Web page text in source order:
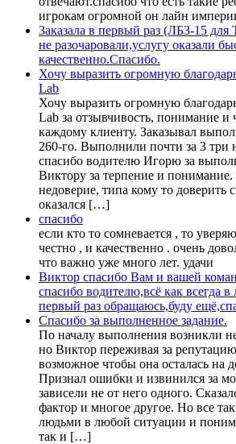
игрокам огромной он лайн
Заказала в первый раз (ЛБЗ-15
не разочаровали,услугу оказали
качественно.Спасибо.
Хочу выразить огромную
Lab
Хочу выразить огромную
Lab за отзывчивость, понимание и
каждому клиенту. Заказывал
260-го. Выполнили почти за 3 три
спасибо водителю Игорю за
Виктору за терпение и
недоверие, типа кому то доверить
оказался […]
спасибо
если кто то сомневается , то
честно , и качественно . очень
что важно уже много лет. удачи
Виктор спасибо Вам и вашей
спасибо водителю,всё как всегда
первый раз обращаюсь,буду
Спасибо за выполненное задание.
По началу выполнения возникли
но Виктор переживая за
возможное чтобы она осталась на
Признал ошибки и извинился за
зависели не от него одного.
фактор и многое другое. Но все
людьми в любой ситуации и
так и […]